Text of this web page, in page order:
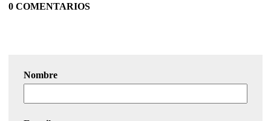
0 COMENTARIOS
Nombre